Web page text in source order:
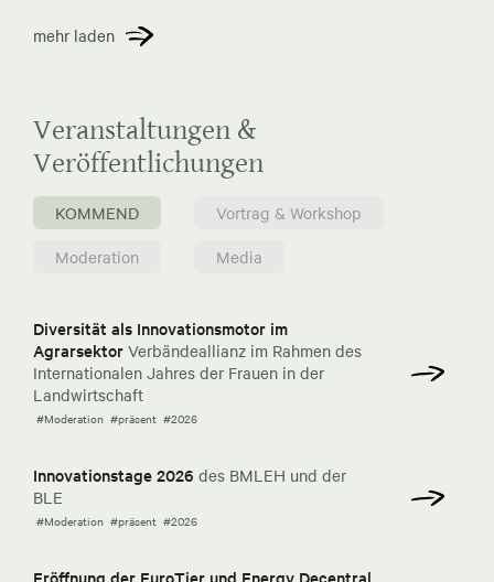
mehr laden
Veranstaltungen &
Veröffentlichungen
KOMMEND
Vortrag & Workshop
Moderation
Media
Diversität als Innovationsmotor im
Agrarsektor Verbändeallianz im Rahmen des
Internationalen Jahres der Frauen in der
Landwirtschaft
#Moderation #präsent #2026
Innovationstage 2026 des BMLEH und der
BLE
#Moderation #präsent #2026